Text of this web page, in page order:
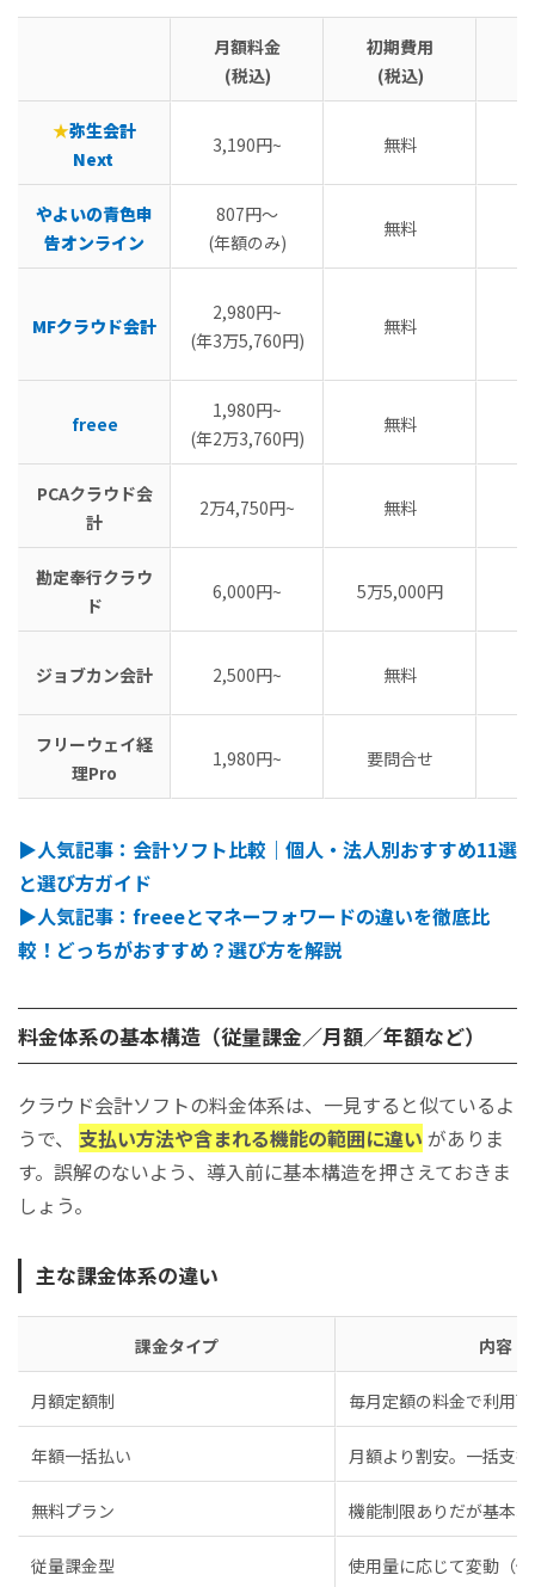
月額料金
(税込)
初期費用
(税込)
★弥生会計
Next
3,190円~ 無料
やよいの青色申
告オンライン
807円～
(年額のみ)
無料
MFクラウド会計
2,980円~
(年3万5,760円)
無料
freee
1,980円~
(年2万3,760円)
無料
PCAクラウド会
計
2万4,750円~ 無料
勘定奉行クラウ
ド
6,000円~ 5万5,000円
ジョブカン会計 2,500円~ 無料
フリーウェイ経
理Pro
1,980円~ 要問合せ
▶︎人気記事：会計ソフト比較｜個人・法人別おすすめ11選
と選び方ガイド
▶︎人気記事：freeeとマネーフォワードの違いを徹底比
較！どっちがおすすめ？選び方を解説
料金体系の基本構造（従量課金／月額／年額など）
クラウド会計ソフトの料金体系は、一見すると似ているよ
うで、 支払い方法や含まれる機能の範囲に違い がありま
す。誤解のないよう、導入前に基本構造を押さえておきま
しょう。
主な課金体系の違い
課金タイプ 内容
月額定額制 毎月定額の料金で利用
年額一括払い 月額より割安。一括支
無料プラン 機能制限ありだが基本
従量課金型 使用量に応じて変動（